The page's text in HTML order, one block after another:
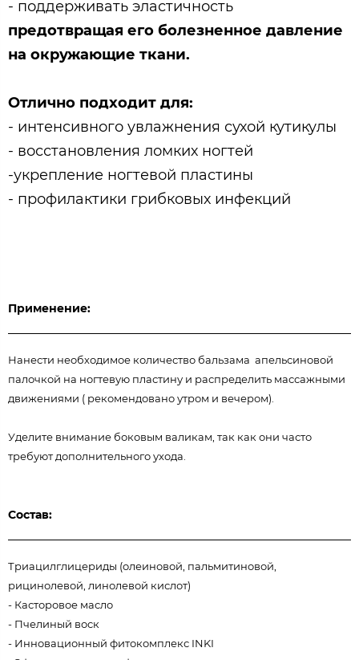
- поддерживать эластичность
предотвращая его болезненное давление
на окружающие ткани.
Отлично подходит для:
- интенсивного увлажнения сухой кутикулы
- восстановления ломких ногтей
-укрепление ногтевой пластины
- профилактики грибковых инфекций
Применение:
Нанести необходимое количество бальзама апельсиновой
палочкой на ногтевую пластину и распределить массажными
движениями ( рекомендовано утром и вечером).
Уделите внимание боковым валикам, так как они часто
требуют дополнительного ухода.
Состав:
Триацилглицериды (олеиновой, пальмитиновой,
рицинолевой, линолевой кислот)
- Касторовое масло
- Пчелиный воск
- Инновационный фитокомплекс INKI